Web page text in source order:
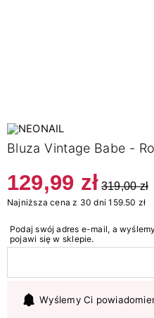
Bluza Vintage Babe -
129,99 zł 319,00 zł
Najniższa cena z 30 dni 159.50 zł
Podaj swój adres e-mail, a
pojawi się w sklepie.
Wyślemy Ci